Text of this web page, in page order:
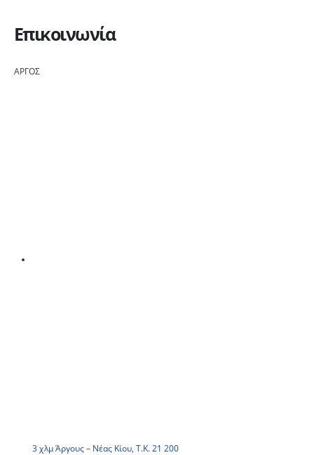
Επικοινωνία
ΑΡΓΟΣ
3 χλμ Άργους – Νέας Κίου, Τ.Κ. 21 200